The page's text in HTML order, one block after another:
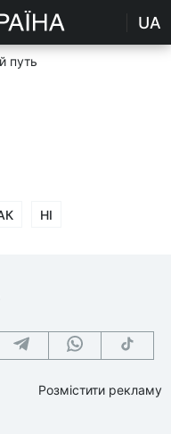
UA
путь
НІ
Розмістити рекламу